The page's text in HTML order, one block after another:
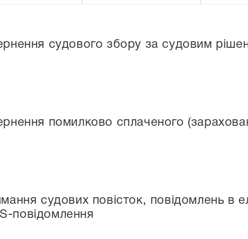
судового збору за судовим
помилково сплаченого
судових повісток, повідомлень в
повідомлення